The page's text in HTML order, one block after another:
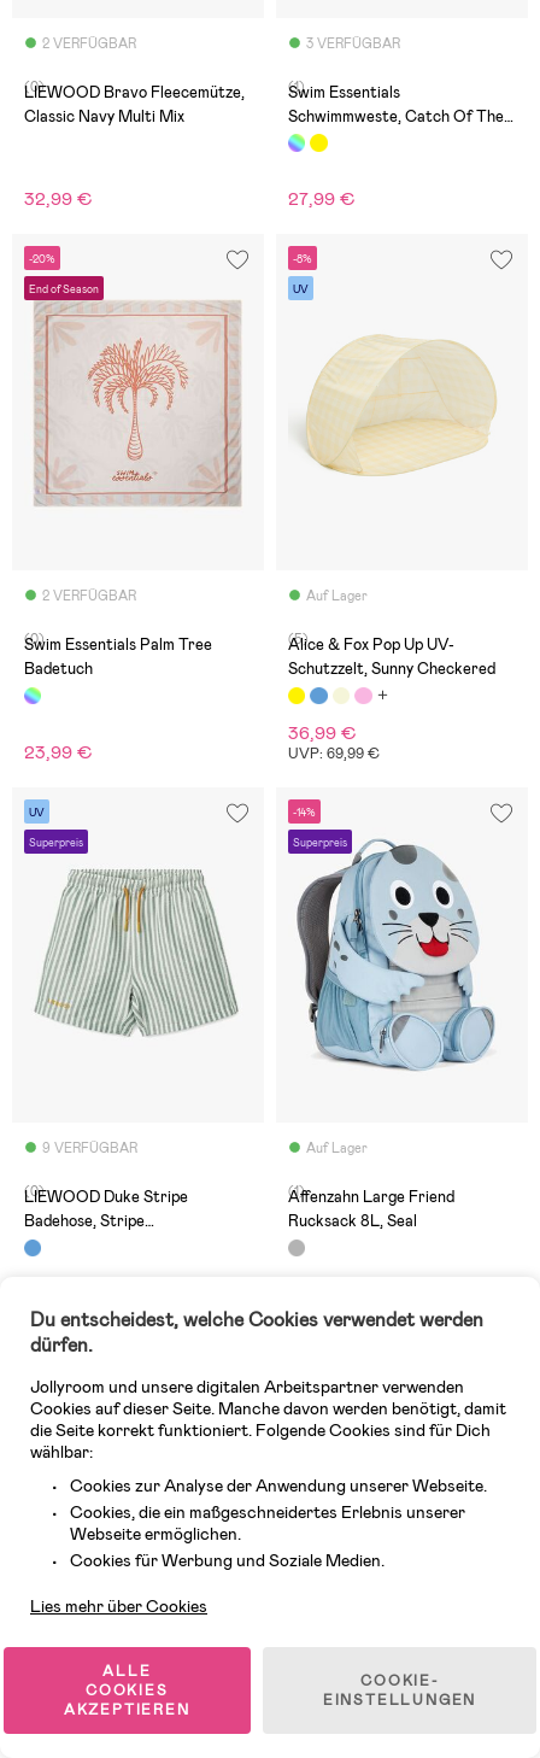
2 VERFÜGBAR
(0)
LIEWOOD Bravo Fleecemütze,
Classic Navy Multi Mix
32,99 €
3 VERFÜGBAR
(1)
Swim Essentials
Schwimmweste, Catch Of The
Day
27,99 €
-20%
End of Season
2 VERFÜGBAR
(0)
Swim Essentials Palm Tree
Badetuch
23,99 €
-8%
UV
Auf Lager
(5)
Alice & Fox Pop Up UV-
Schutzzelt, Sunny Checkered
36,99 €
UVP: 69,99 €
UV
Superpreis
9 VERFÜGBAR
(0)
LIEWOOD Duke Stripe
Badehose, Stripe
Peppermint/Crisp White
-14%
Superpreis
Auf Lager
(1)
Affenzahn Large Friend
Rucksack 8L, Seal
7 VERFÜGBAR Auf Lager
Du entscheidest, welche Cookies verwendet werden
dürfen.
Jollyroom und unsere digitalen Arbeitspartner verwenden
Cookies auf dieser Seite. Manche davon werden benötigt, damit
die Seite korrekt funktioniert. Folgende Cookies sind für Dich
wählbar:
Cookies zur Analyse der Anwendung unserer Webseite.
Cookies, die ein maßgeschneidertes Erlebnis unserer
Webseite ermöglichen.
Cookies für Werbung und Soziale Medien.
Lies mehr über Cookies
ALLE
COOKIES
AKZEPTIEREN
COOKIE-
EINSTELLUNGEN